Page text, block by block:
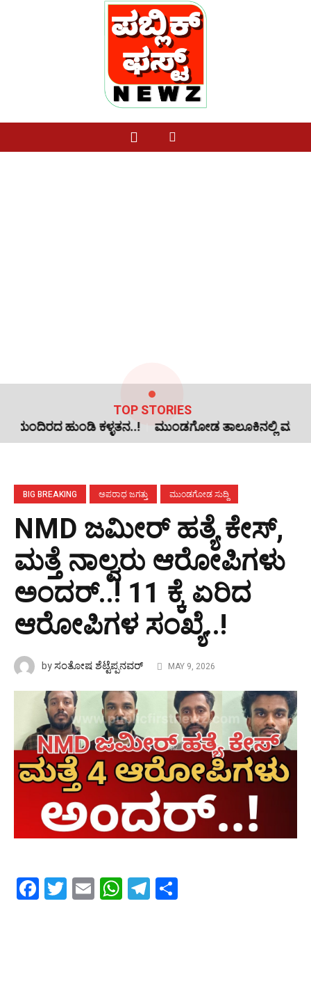
TOP STORIES
ಕಳ್ಳತನ..!
ಮುಂಡಗೋಡ ತಾಲೂಕಿನಲ್ಲಿ ಮತ್ತೇ ಎರಡು
BIG BREAKING ಅಪರಾಧ ಜಗತ್ತು ಮುಂಡಗೋಡ ಸುದ್ದಿ
NMD ಜಮೀರ್ ಹತ್ಯೆ ಕೇಸ್,
ಮತ್ತೆ ನಾಲ್ವರು ಆರೋಪಿಗಳು
ಅಂದರ್..! 11 ಕ್ಕೆ ಏರಿದ
ಆರೋಪಿಗಳ‌ ಸಂಖ್ಯೆ..!
byಸಂತೋಷ ಶೆಟ್ಟೆಪ್ಪನವರ್ MAY 9, 2026
FacebookTwitterEmail WhatsAppTelegram